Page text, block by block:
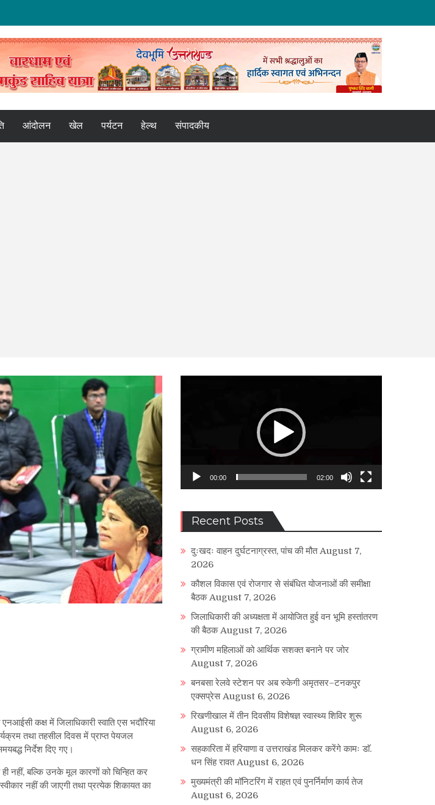
आंदोलन खेल पर्यटन हेल्थ संपादकीय
कक्ष में जिलाधिकारी स्वाति एस भदौरिया
तथा तहसील दिवस में प्राप्त पेयजल
निर्देश दिए गए।
नहीं, बल्कि उनके मूल कारणों को चिन्हित कर
नहीं की जाएगी तथा प्रत्येक शिकायत का
00:00 02:00
Recent Posts
दुःखदः वाहन दुर्घटनाग्रस्त, पांच की मौत August 7,
2026
कौशल विकास एवं रोजगार से संबंधित योजनाओं की समीक्षा
बैठक August 7, 2026
जिलाधिकारी की अध्यक्षता में आयोजित हुई वन भूमि हस्तांतरण
की बैठक August 7, 2026
ग्रामीण महिलाओं को आर्थिक सशक्त बनाने पर जोर
August 7, 2026
बनबसा रेलवे स्टेशन पर अब रुकेगी अमृतसर–टनकपुर
एक्सप्रेस August 6, 2026
रिखणीखाल में तीन दिवसीय विशेषज्ञ स्वास्थ्य शिविर शुरू
August 6, 2026
सहकारिता में हरियाणा व उत्तराखंड मिलकर करेंगे कामः डाॅ.
धन सिंह रावत August 6, 2026
मुख्यमंत्री की मॉनिटरिंग में राहत एवं पुनर्निर्माण कार्य तेज
August 6, 2026